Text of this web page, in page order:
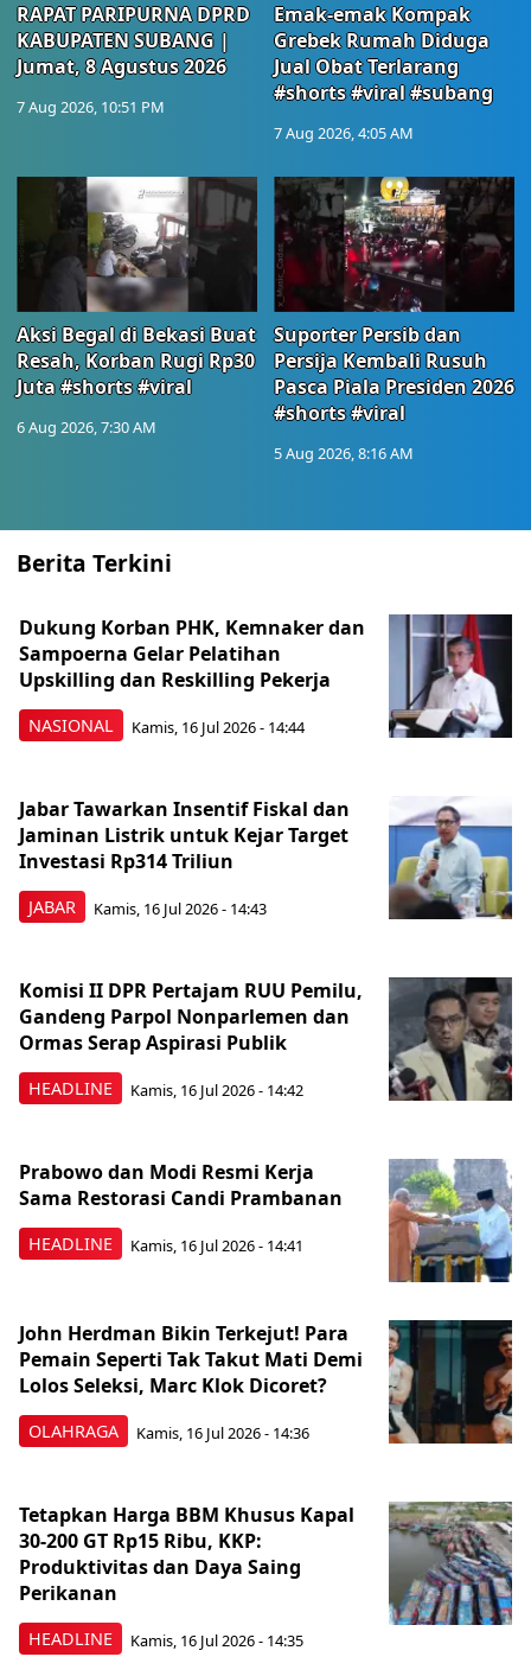
RAPAT PARIPURNA DPRD
KABUPATEN SUBANG |
Jumat, 8 Agustus 2026
7 Aug 2026, 10:51 PM
Emak-emak Kompak
Grebek Rumah Diduga
Jual Obat Terlarang
#shorts #viral #subang
7 Aug 2026, 4:05 AM
Aksi Begal di Bekasi Buat
Resah, Korban Rugi Rp30
Juta #shorts #viral
6 Aug 2026, 7:30 AM
Suporter Persib dan
Persija Kembali Rusuh
Pasca Piala Presiden 2026
#shorts #viral
5 Aug 2026, 8:16 AM
Berita Terkini
NASIONAL
Dukung Korban PHK, Kemnaker dan
Sampoerna Gelar Pelatihan
Upskilling dan Reskilling Pekerja
Kamis, 16 Jul 2026 - 14:44
JABAR
Jabar Tawarkan Insentif Fiskal dan
Jaminan Listrik untuk Kejar Target
Investasi Rp314 Triliun
Kamis, 16 Jul 2026 - 14:43
HEADLINE
Komisi II DPR Pertajam RUU Pemilu,
Gandeng Parpol Nonparlemen dan
Ormas Serap Aspirasi Publik
Kamis, 16 Jul 2026 - 14:42
HEADLINE
Prabowo dan Modi Resmi Kerja
Sama Restorasi Candi Prambanan
Kamis, 16 Jul 2026 - 14:41
OLAHRAGA
John Herdman Bikin Terkejut! Para
Pemain Seperti Tak Takut Mati Demi
Lolos Seleksi, Marc Klok Dicoret?
Kamis, 16 Jul 2026 - 14:36
HEADLINE
Tetapkan Harga BBM Khusus Kapal
30-200 GT Rp15 Ribu, KKP:
Produktivitas dan Daya Saing
Perikanan
Kamis, 16 Jul 2026 - 14:35